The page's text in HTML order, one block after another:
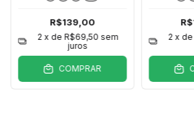
R$139,00
2 x de R$69,50 sem
juros
COMPRAR
2 x de